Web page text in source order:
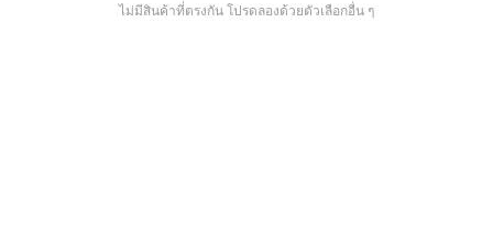
ไม่มีสินค้าที่ตรงกัน โปรดลองด้วยตัวเลือกอื่น ๆ